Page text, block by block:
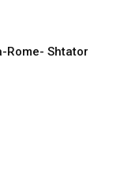
Rome- Shtator